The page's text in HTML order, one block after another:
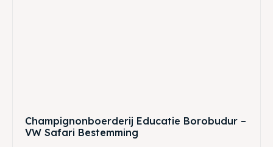
Champignonboerderij Educatie Borobudur –
VW Safari Bestemming